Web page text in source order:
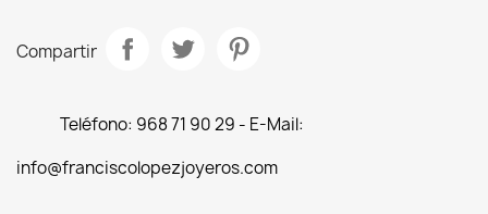
Compartir
Teléfono: 968 71 90 29 - E-Mail:
info@franciscolopezjoyeros.com